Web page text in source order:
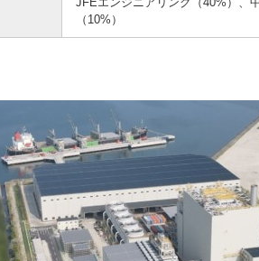
（10%）